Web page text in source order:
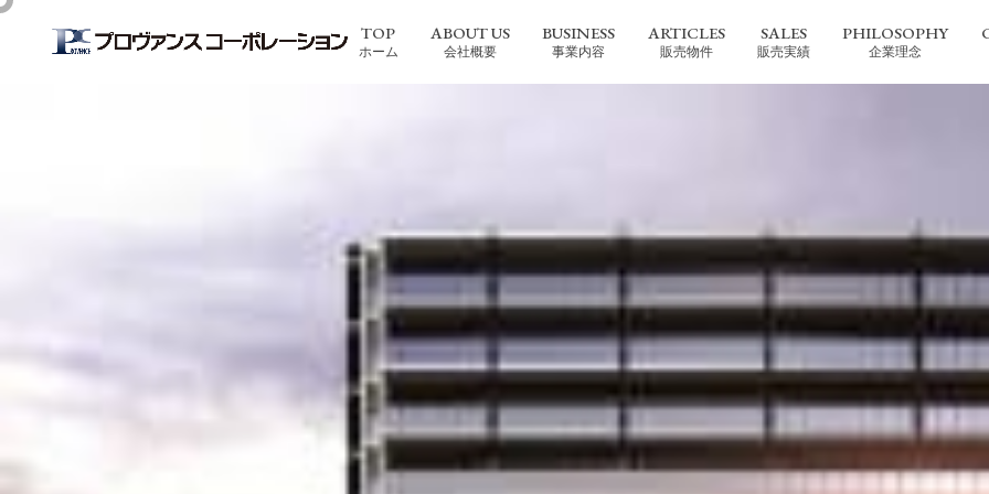
TOP
ホーム
ABOUT US
会社概要
BUSINESS
事業内容
ARTICLES
販売物件
SALES
販売実績
PHILOSOPHY
企業理念
阿倍野松崎町レジデンス